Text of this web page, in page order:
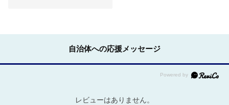
自治体への応援メッセージ
レビューはありません。